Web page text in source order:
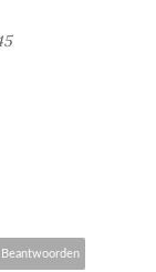
Beantwoorden